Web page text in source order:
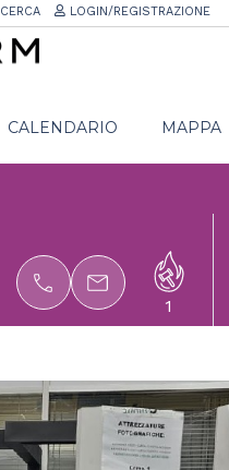
CERCA LOGIN/REGISTRAZIONE
CALENDARIO MAPPA
1